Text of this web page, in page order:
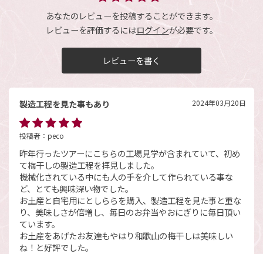
あなたのレビューを投稿することができます。
レビューを評価するにはログインが必要です。
レビューを書く
製造工程を見た事もあり 2024年03月20日
投稿者： peco
昨年行ったツアーにこちらの工場見学が含まれていて、初め
て梅干しの製造工程を拝見しました。
機械化されている中にも人の手を介して作られている事な
ど、とても興味深い物でした。
お土産と自宅用にとしららを購入、製造工程を見た事と重な
り、美味しさが倍増し、毎日のお弁当やおにぎりに毎日頂い
ています。
お土産をあげたお友達もやはり和歌山の梅干しは美味しい
ね！と好評でした。